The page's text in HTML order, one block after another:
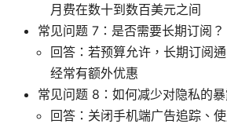
月费在数十到数百美元之间
常见问题 7：是否需要长期订阅？
回答：若预算允许，长期订阅
经常有额外优惠
常见问题 8：如何减少对隐私的暴
回答：关闭手机端广告追踪、